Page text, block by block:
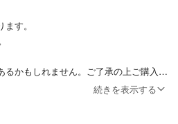
す。
るかもしれません。ご了承の上ご購入く
続きを表示する